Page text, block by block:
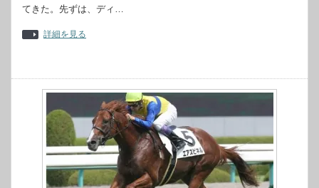
てきた。先ずは、ディ…
詳細を見る